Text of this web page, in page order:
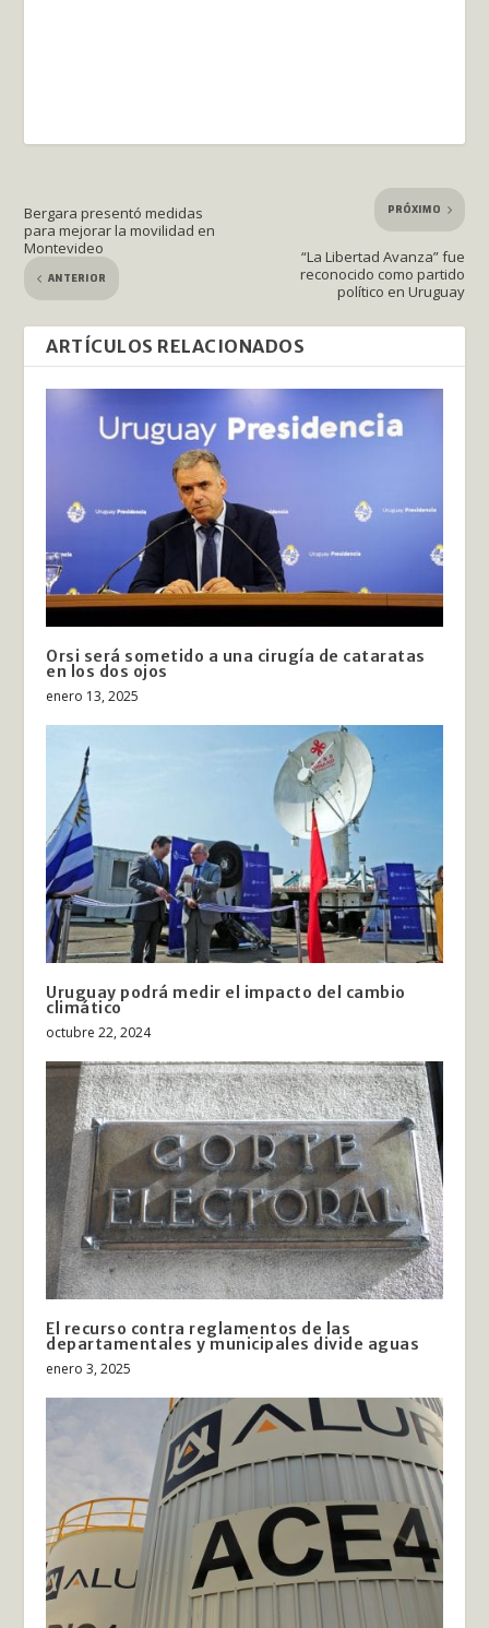
Bergara presentó medidas
para mejorar la movilidad en
Montevideo
ANTERIOR
PRÓXIMO
“La Libertad Avanza” fue
reconocido como partido
político en Uruguay
ARTÍCULOS RELACIONADOS
Orsi será sometido a una cirugía de cataratas
en los dos ojos
enero 13, 2025
Uruguay podrá medir el impacto del cambio
climático
octubre 22, 2024
El recurso contra reglamentos de las
departamentales y municipales divide aguas
enero 3, 2025